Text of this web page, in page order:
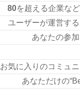
80を超える企業な
ユーザーが運営す
あなたの参
お気に入りのコミュ
あなただけの